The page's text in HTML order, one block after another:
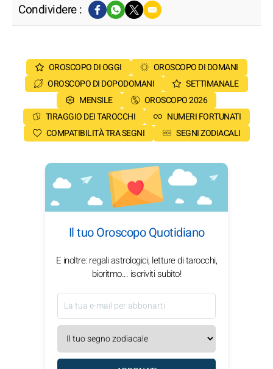
Condividere :
OROSCOPO DI OGGI
OROSCOPO DI DOMANI
OROSCOPO DI DOPODOMANI
SETTIMANALE
MENSILE
OROSCOPO 2026
TIRAGGIO DEI TAROCCHI
NUMERI FORTUNATI
COMPATIBILITÀ TRA SEGNI
SEGNI ZODIACALI
Il tuo Oroscopo Quotidiano
E inoltre: regali astrologici, letture di tarocchi,
bioritmo... iscriviti subito!